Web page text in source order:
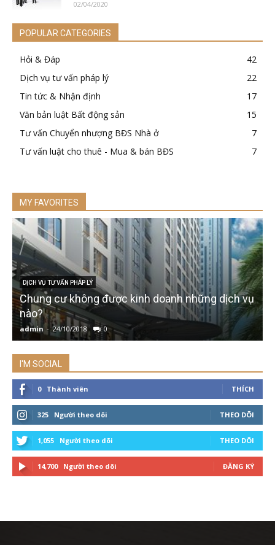
02/04/2020
POPULAR CATEGORIES
Hỏi & Đáp
42
Dịch vụ tư vấn pháp lý
22
Tin tức & Nhận định
17
Văn bản luật Bất động sản
15
Tư vấn Chuyển nhượng BĐS Nhà ở
7
Tư vấn luật cho thuê - Mua & bán BĐS
7
MY FAVORITES
DỊCH VỤ TƯ VẤN PHÁP LÝ
Chung cư không được kinh doanh những dịch vụ
nào?
admin - 24/10/2018 0
I'M SOCIAL
0 Thành viên THÍCH
325 Người theo dõi THEO DÕI
1,055 Người theo dõi THEO DÕI
14,700 Người theo dõi ĐĂNG KÝ